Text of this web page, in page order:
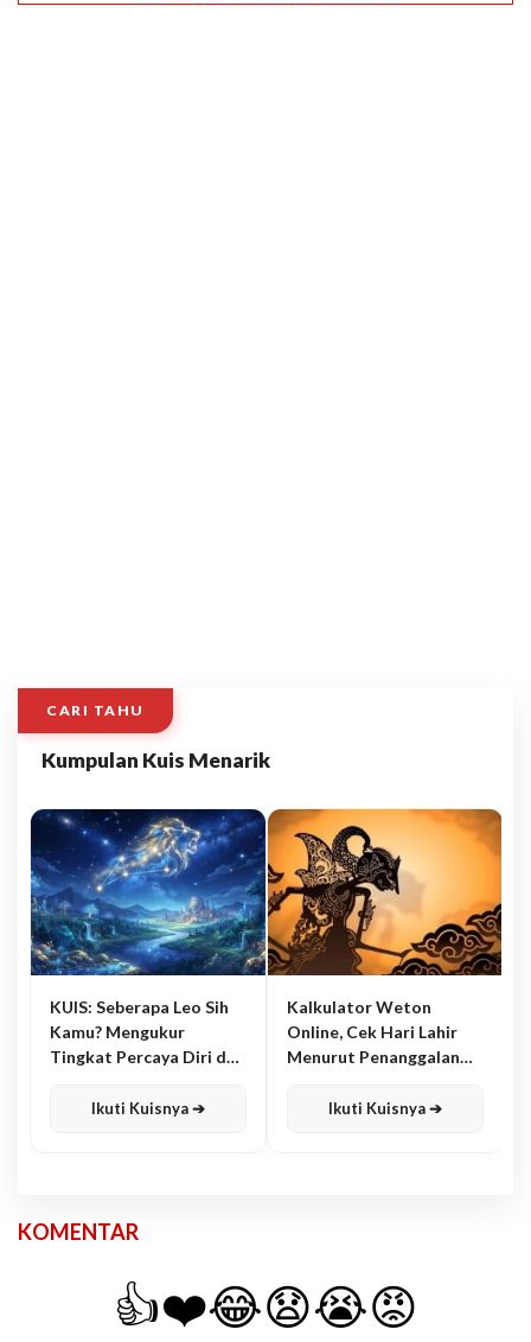
CARI TAHU
Kumpulan Kuis Menarik
KUIS: Seberapa Leo Sih
Kamu? Mengukur
Tingkat Percaya Diri dan
Ikuti Kuisnya ➔
Kalkulator Weton
Online, Cek Hari Lahir
Menurut Penanggalan
Ikuti Kuisnya ➔
KOMENTAR
👍❤️😂😧😭😡